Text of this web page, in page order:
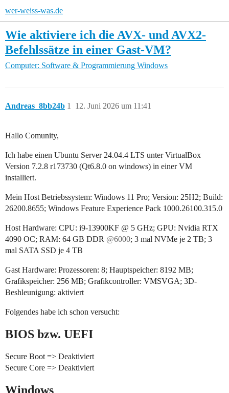
wer-weiss-was.de
Wie aktiviere ich die AVX- und AVX2-
Befehlssätze in einer Gast-VM?
Computer: Software & Programmierung Windows
Andreas_8bb24b 12. Juni 2026 um 11:41
1
Hallo Comunity,
Ich habe einen Ubuntu Server 24.04.4 LTS unter VirtualBox
Version 7.2.8 r173730 (Qt6.8.0 on windows) in einer VM
installiert.
Mein Host Betriebssystem: Windows 11 Pro; Version: 25H2; Build:
26200.8655; Windows Feature Experience Pack 1000.26100.315.0
Host Hardware: CPU: i9-13900KF @ 5 GHz; GPU: Nvidia RTX
4090 OC; RAM: 64 GB DDR @6000; 3 mal NVMe je 2 TB; 3
mal SATA SSD je 4 TB
Gast Hardware: Prozessoren: 8; Hauptspeicher: 8192 MB;
Grafikspeicher: 256 MB; Grafikcontroller: VMSVGA; 3D-
Beshleunigung: aktiviert
Folgendes habe ich schon versucht:
BIOS bzw. UEFI
Secure Boot => Deaktiviert
Secure Core => Deaktiviert
Windows